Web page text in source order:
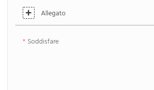
Allegato
Soddisfare